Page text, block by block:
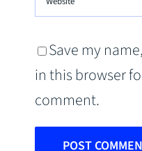
Save my
in this browser
comment.